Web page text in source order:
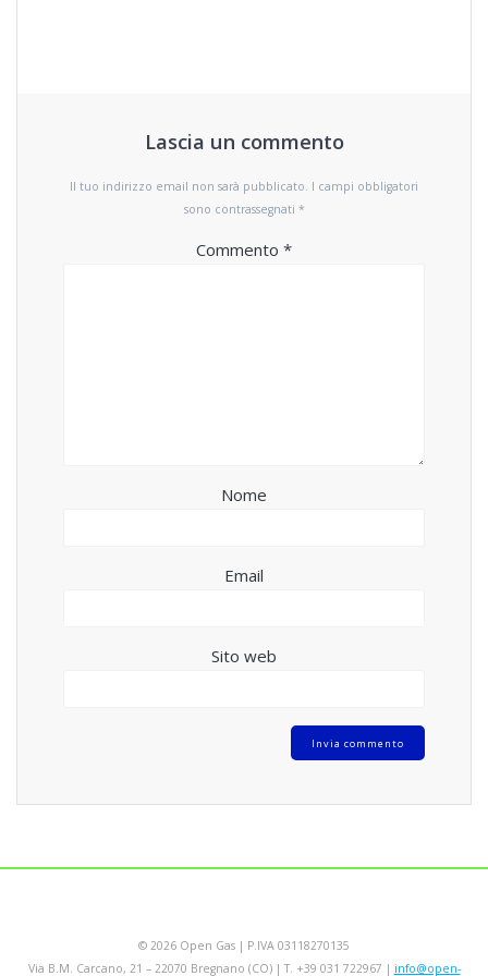
Lascia un commento
Il tuo indirizzo email non sarà pubblicato. I campi obbligatori
sono contrassegnati *
Commento *
Nome
Email
Sito web
© 2026 Open Gas | P.IVA 03118270135
Via B.M. Carcano, 21 – 22070 Bregnano (CO) | T. +39 031 722967 | info@open-